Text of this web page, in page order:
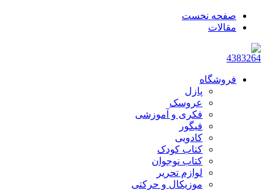
صفحه نخست
مقالات
فروشگاه
پازل
عروسک
فکری و آموزشی
فیگور
کادویی
کتاب کودک
کتاب نوجوان
لوازم تحریر
موزیکال و حرکتی